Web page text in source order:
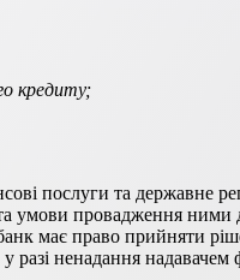
кредиту;
послуги та державне
умови провадження
має право прийняти
разі ненадання